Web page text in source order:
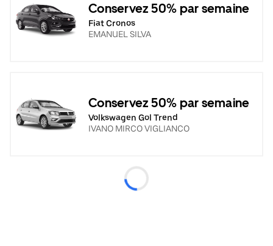
Conservez 50% par semaine
Fiat Cronos
EMANUEL SILVA
Conservez 50% par semaine
Volkswagen Gol Trend
IVANO MIRCO VIGLIANCO